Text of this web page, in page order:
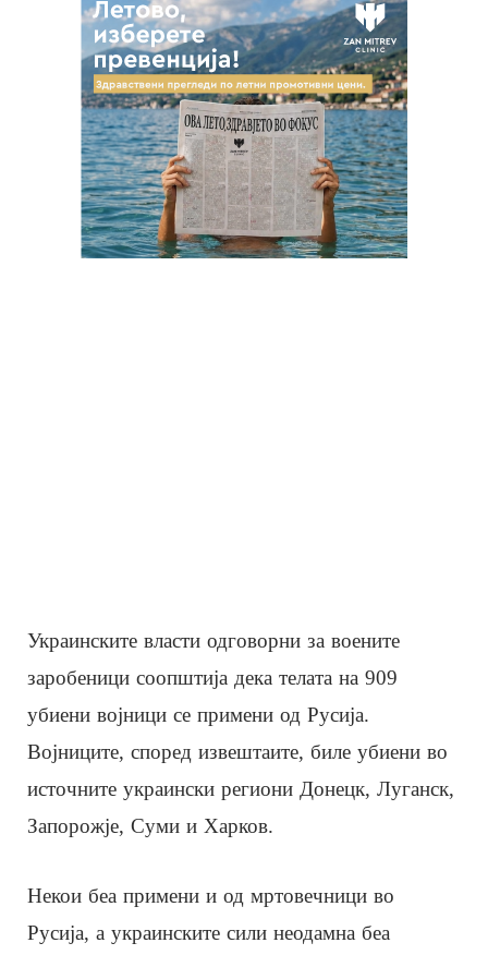
Украинските власти одговорни за воените
заробеници соопштија дека телата на 909
убиени војници се примени од Русија.
Војниците, според извештаите, биле убиени во
источните украински региони Донецк, Луганск,
Запорожје, Суми и Харков.
Некои беа примени и од мртовечници во
Русија, а украинските сили неодамна беа